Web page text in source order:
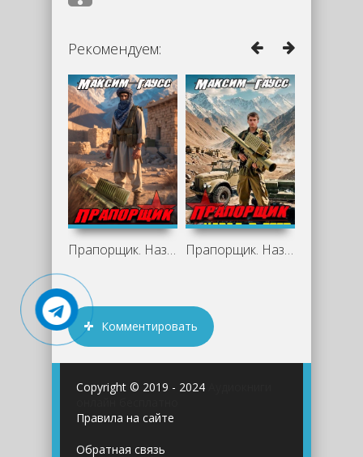
Рекомендуем:
Прапорщик. Назад в СССР 2 - Максим Гаусс Прапорщик. Назад в СССР - Максим Гаусс
Комментировать
Copyright © 2019 - 2024
Правила на сайте
Обратная связь